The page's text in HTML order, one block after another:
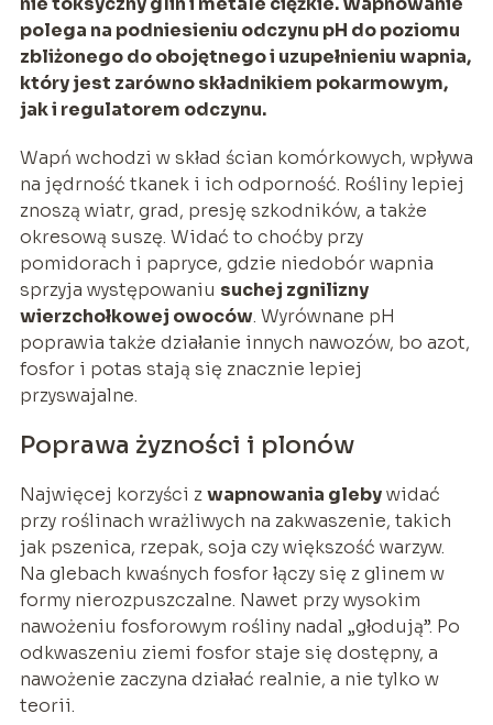
polega na podniesieniu odczynu pH do poziomu
zbliżonego do obojętnego i uzupełnieniu wapnia,
który jest zarówno składnikiem pokarmowym,
jak i regulatorem odczynu.
Wapń wchodzi w skład ścian komórkowych, wpływa
na jędrność tkanek i ich odporność. Rośliny lepiej
znoszą wiatr, grad, presję szkodników, a także
okresową suszę. Widać to choćby przy
pomidorach i papryce, gdzie niedobór wapnia
sprzyja występowaniu suchej zgnilizny
wierzchołkowej owoców. Wyrównane pH
poprawia także działanie innych nawozów, bo azot,
fosfor i potas stają się znacznie lepiej
przyswajalne.
Poprawa żyzności i plonów
Najwięcej korzyści zwapnowania glebywidać
przy roślinach wrażliwych na zakwaszenie, takich
jak pszenica, rzepak, soja czy większość warzyw.
Na glebach kwaśnych fosfor łączy się z glinem w
formy nierozpuszczalne. Nawet przy wysokim
nawożeniu fosforowym rośliny nadal „głodują”. Po
odkwaszeniu ziemi fosfor staje się dostępny, a
nawożenie zaczyna działać realnie, a nie tylko w
teorii.